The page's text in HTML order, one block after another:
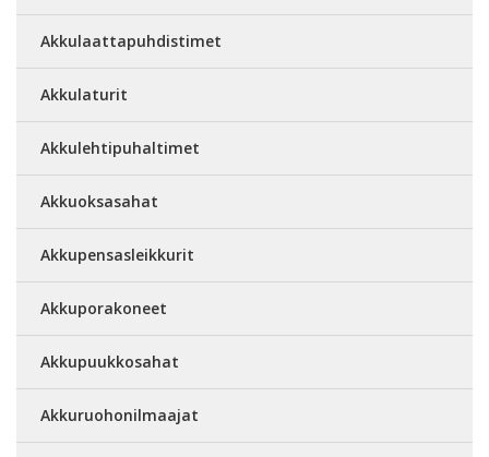
Akkulaattapuhdistimet
Akkulaturit
Akkulehtipuhaltimet
Akkuoksasahat
Akkupensasleikkurit
Akkuporakoneet
Akkupuukkosahat
Akkuruohonilmaajat